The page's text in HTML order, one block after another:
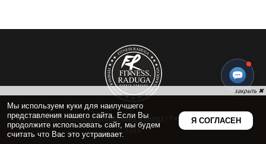
Политика обработки персональных данных
| Радуга Фитнес © 2009-
2026